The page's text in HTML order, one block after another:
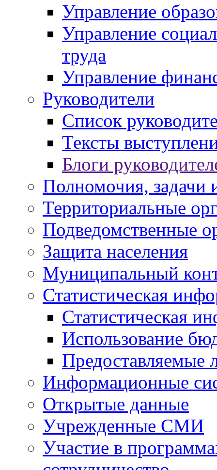
Управление
Управление
труда
Управление
Руководители
Список
Тексты
Блоги
Полномочия, задачи
Территориальные
Подведомственные
Защита населения
Муниципальный
Статистическая
Статистическая
Использование
Предоставляемые
Информационные
Открытые данные
Учрежденные СМИ
Участие в